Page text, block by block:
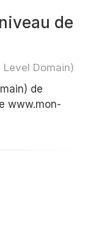
de
Domain)
de
www.mon-